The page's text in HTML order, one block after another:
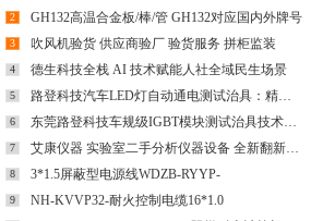
2 GH132高温合金板/棒/管 GH132对应国内外牌号
3 吹风机验货 供应商验厂 验货服务 拼柜监装
4 德生科技全栈 AI 技术赋能人社全域民生场景
5 路登科技汽车LED灯自动通电测试治具：精密守护每一束光的安全
6 东莞路登科技车规级IGBT模块测试治具技术解析
7 艾康仪器 实验室二手分析仪器设备 全新翻新色谱仪器
8 3*1.5屏蔽型电源线WDZB-RYYP-
9 NH-KVVP32-耐火控制电缆16*1.0